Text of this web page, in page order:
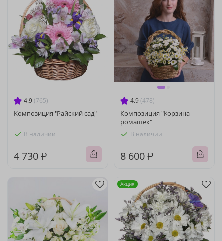
4.9 (765)
Композиция "Райский сад"
В наличии
4 730 ₽
4.9 (478)
Композиция "Корзина
ромашек"
В наличии
8 600 ₽
Акция